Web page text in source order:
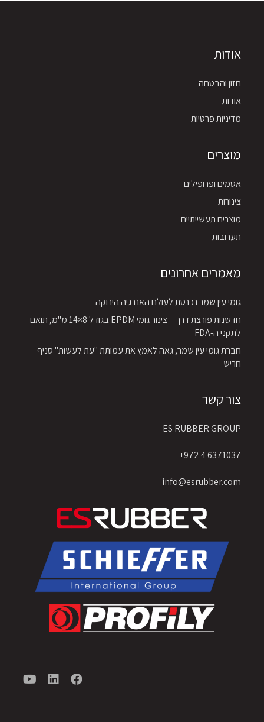
אודות
חזון והבטחה
אודות
מדיניות פרטיות
מוצרים
אטמים ופרופילים
צינורות
מוצרים תעשייתיים
תערובות
מאמרים אחרונים
גומי עין שמר נכנסת לעולם האנרגיה הירוקה
חדשנות פורצת דרך – צינור גומי EPDM בגודל 8×14 מ"מ, תואם
לתקני ה-FDA
חברת גומי עין שמר, גאה לאמץ את עמותת "עת לעשות" סניף
חריש
צור קשר
ES RUBBER GROUP
6371037 4 972+
info@esrubber.com